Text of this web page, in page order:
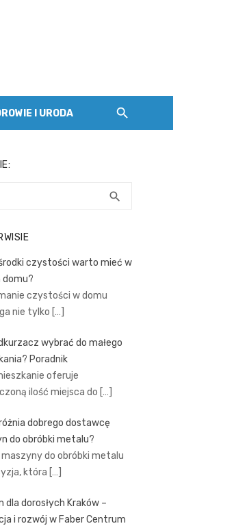
I URODA
search
czystości warto mieć w
domu?
czystości w domu
nie tylko […]
wybrać do małego
Poradnik
oferuje
ilość miejsca do […]
dobrego dostawcę
do obróbki metalu?
maszyny do obróbki metalu
która […]
dla dorosłych Kraków –
i rozwój w Faber Centrum